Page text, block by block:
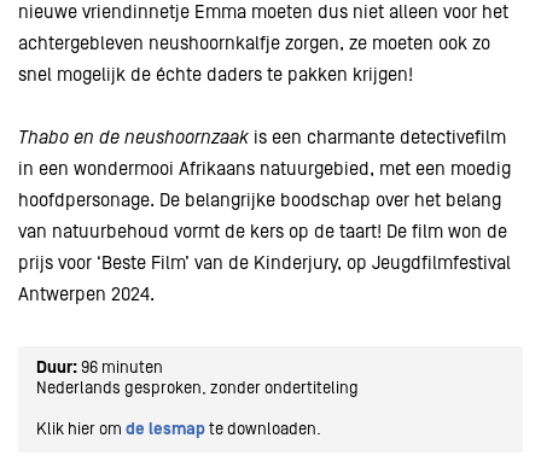
nieuwe vriendinnetje Emma moeten dus niet alleen voor het
achtergebleven neushoornkalfje zorgen, ze moeten ook zo
snel mogelijk de échte daders te pakken krijgen!
Thabo en de neushoornzaak is een charmante detectivefilm
in een wondermooi Afrikaans natuurgebied, met een moedig
hoofdpersonage. De belangrijke boodschap over het belang
van natuurbehoud vormt de kers op de taart! De film won de
prijs voor ‘Beste Film’ van de Kinderjury, op Jeugdfilmfestival
Antwerpen 2024.
Duur:96 minuten
Nederlands gesproken, zonder ondertiteling
Klik hier om de lesmapte downloaden.